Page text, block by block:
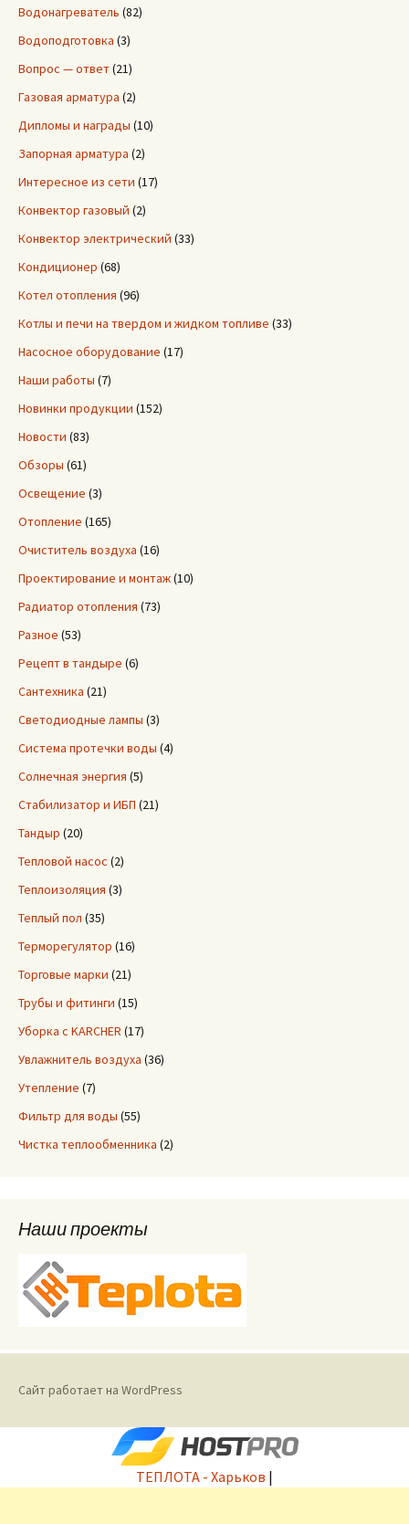
Водонагреватель (82)
Водоподготовка (3)
Вопрос — ответ(21)
Газовая арматура (2)
Дипломы и награды (10)
Запорная арматура (2)
Интересное из сети (17)
Конвектор газовый (2)
Конвектор электрический (33)
Кондиционер (68)
Котел отопления (96)
Котлы и печи на твердом и жидком топливе (33)
Насосное оборудование (17)
Наши работы (7)
Новинки продукции (152)
Новости (83)
Обзоры (61)
Освещение (3)
Отопление (165)
Очиститель воздуха (16)
Проектирование и монтаж(10)
Радиатор отопления (73)
Разное (53)
Рецепт в тандыре (6)
Сантехника (21)
Светодиодные лампы (3)
Система протечки воды (4)
Солнечная энергия (5)
Стабилизатор и ИБП (21)
Тандыр (20)
Тепловой насос (2)
Теплоизоляция (3)
Теплый пол (35)
Терморегулятор (16)
Торговые марки (21)
Трубы и фитинги (15)
Уборка с KARCHER (17)
Увлажнитель воздуха (36)
Утепление (7)
Фильтр для воды (55)
Чистка теплообменника (2)
Наши проекты
Сайт работает на WordPress
ТЕПЛОТА - Харьков |